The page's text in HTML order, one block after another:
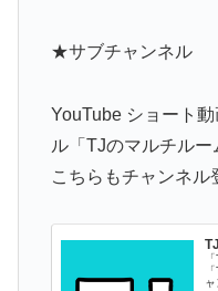
★サブチャンネル
YouTube ショート
ル「TJのマルチルー
こちらもチャンネル